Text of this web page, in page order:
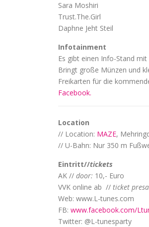
Sara Moshiri
Trust.The.Girl
Daphne Jeht Steil
Infotainment
Es gibt einen Info-Stand
Bringt große Münzen und
Freikarten für die
Facebook.
Location
// Location: MAZE,
// U-Bahn: Nur 350 m
Eintritt//tickets
AK // door: 10,- Euro
VVK online ab // ticket
Web: www.L-tunes.com
FB: www.facebook.com/
Twitter: @L-tunesparty